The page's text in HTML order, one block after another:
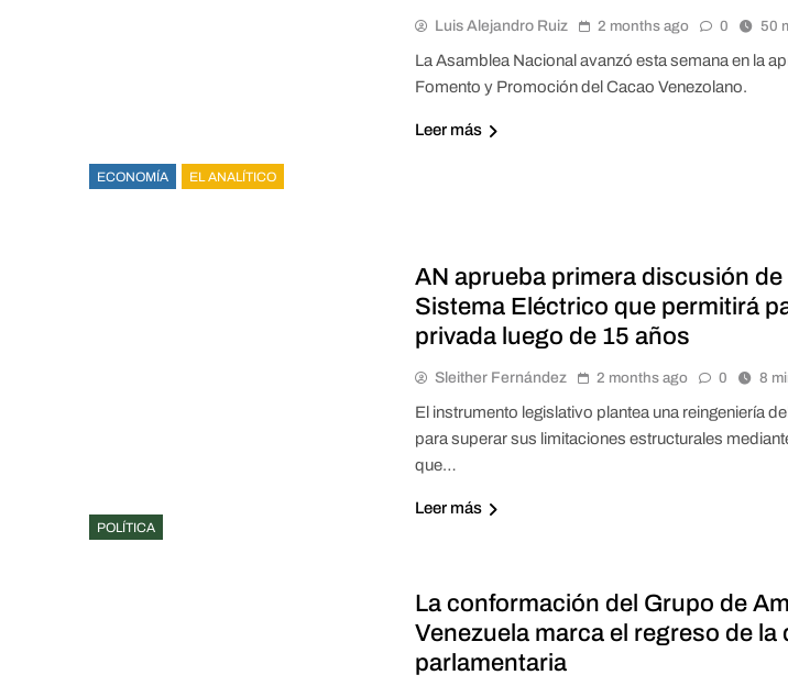
ECONOMÍA EL ANALÍTICO
Luis Alejandro Ruiz 2 months ago 0 50
La Asamblea Nacional avanzó esta semana en la
Fomento y Promoción del Cacao Venezolano.
Leer más
POLÍTICA
AN aprueba primera discusión de
Sistema Eléctrico que permitirá
privada luego de 15 años
Sleither Fernández 2 months ago 0 8
El instrumento legislativo plantea una reingeniería
para superar sus limitaciones estructurales
que…
Leer más
La conformación del Grupo de
Venezuela marca el regreso de la
parlamentaria